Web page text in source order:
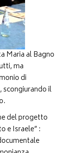
Maria al Bagno
ma
di
scongiurando il
del progetto
e Israele” :